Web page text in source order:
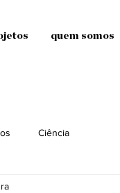
quem somos
Ciência